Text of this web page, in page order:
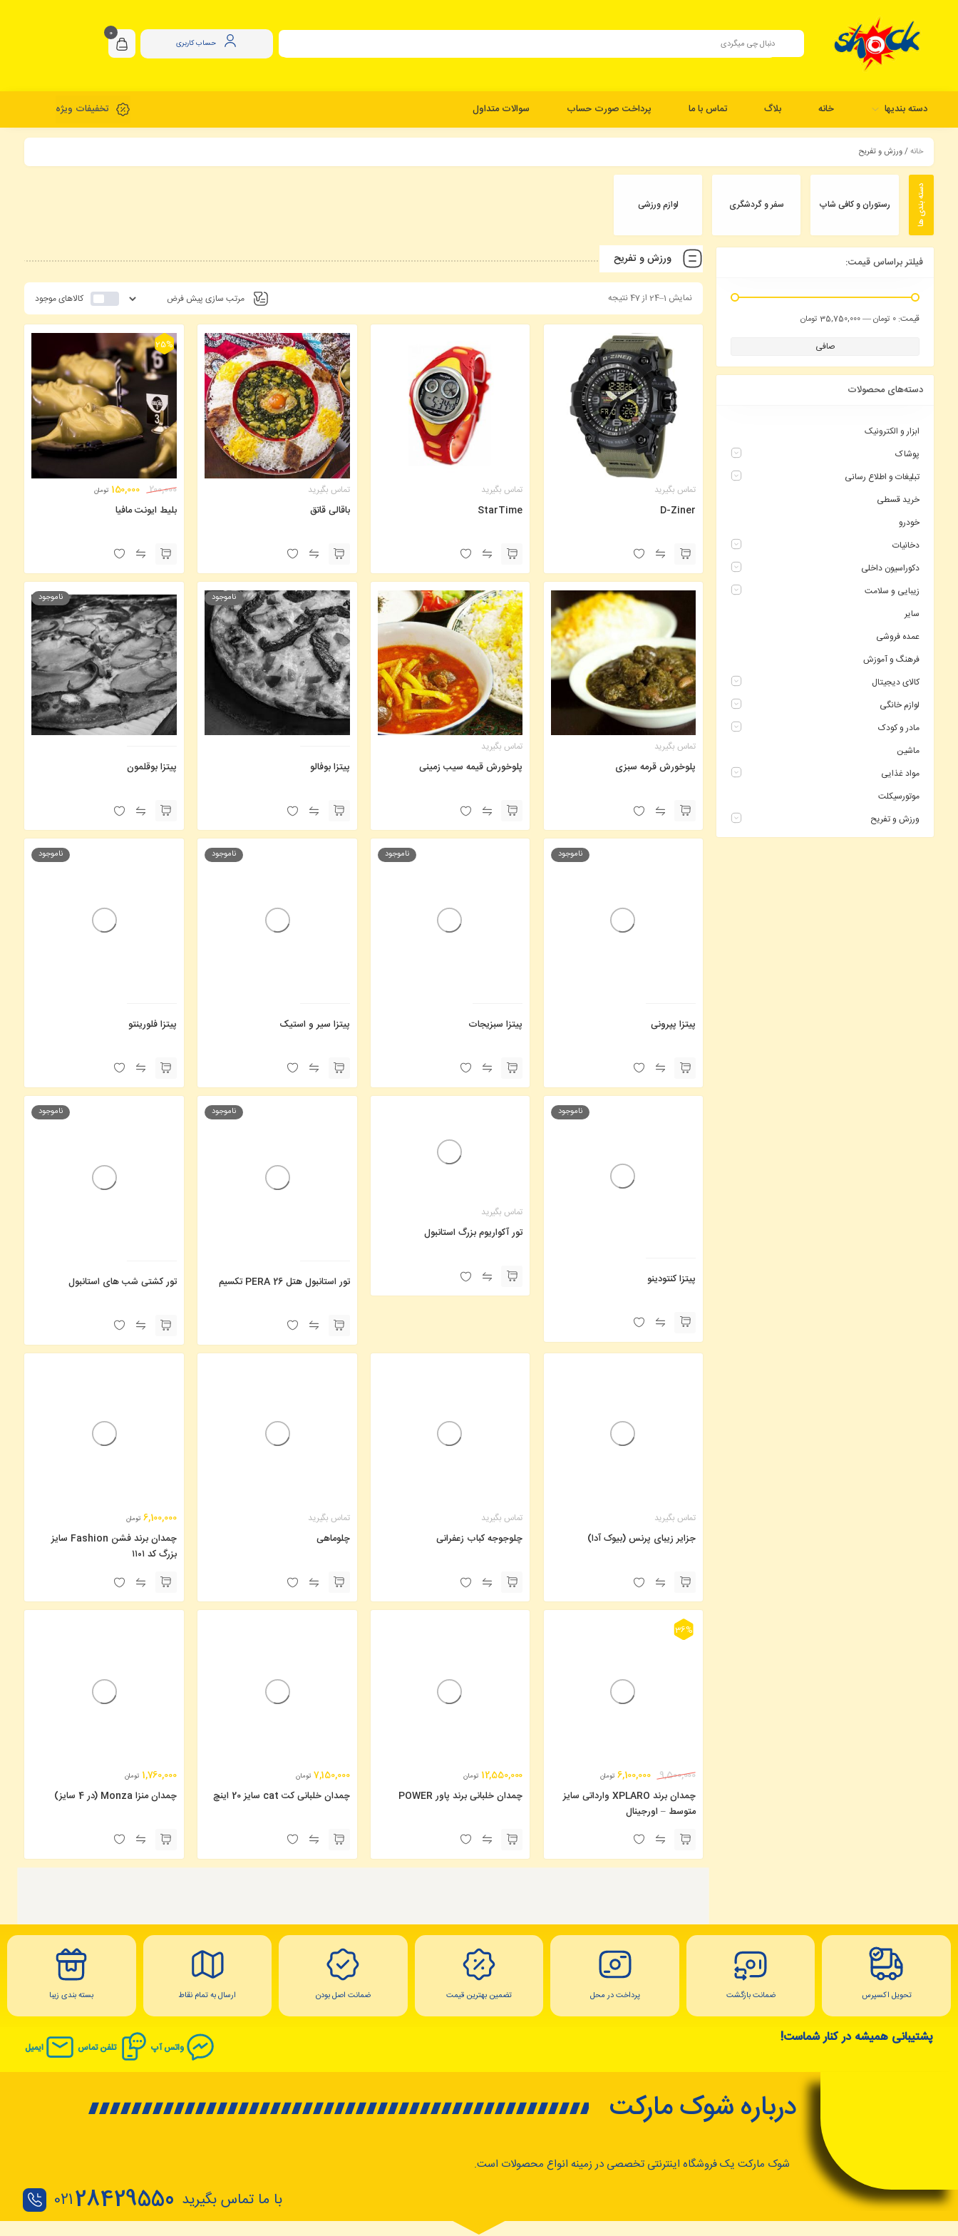
حساب کاربری
0
دسته بندیها خانه بلاگ تماس با ما پرداخت صورت حساب سوالات متداول تخفیفات ویژه
خانه/ ورزش و تفریح
رستوران و کافی شاپ سفر و گردشگری لوازم ورزشی
ورزش و تفریح
نمایش 1–24 از 47 نتیجه کالاهای موجود
تماس بگیرید
D-Ziner
تماس بگیرید
StarTime
تماس بگیرید
باقالی قاتق
25%
200,000
150,000 تومان
بلیط ایونت مافیا
تماس بگیرید
پلوخورش قرمه سبزی
تماس بگیرید
پلوخورش قیمه سیب زمینی
ناموجود
پیتزا بوفالو
ناموجود
پیتزا بوقلمون
ناموجود
پیتزا پپرونی
ناموجود
پیتزا سبزیجات
ناموجود
پیتزا سیر و استیک
ناموجود
پیتزا فلورینتو
ناموجود
پیتزا کنتودینو
تماس بگیرید
تور آکواریوم بزرگ استانبول
ناموجود
تور استانبول هتل PERA 26 تکسیم
ناموجود
تور کشتی شب های استانبول
تماس بگیرید
جزایر زیبای پرنس (بیوک آدا)
تماس بگیرید
چلوجوجه کباب زعفرانی
تماس بگیرید
چلوماهی
6,100,000 تومان
چمدان برند فشن Fashion سایز
بزرگ کد ۱۱۰۱
36%
9,500,000
6,100,000 تومان
چمدان برند XPLARO وارداتی سایز
متوسط – اورجینال
12,550,000 تومان
چمدان خلبانی برند پاور POWER
7,150,000 تومان
چمدان خلبانی کت cat سایز 20 اینچ
1,760,000 تومان
چمدان منزا Monza (در 4 سایز)
فیلتر براساس قیمت:
صافی
قيمت: 0 تومان —35,750,000 تومان
دسته‌های محصولات
ابزار و الکترونیک
پوشاک
تبلیغات و اطلاع رسانی
خرید قسطی
خودرو
دخانیات
دکوراسیون داخلی
زیبایی و سلامت
سایر
عمده فروشی
فرهنگ و آموزش
کالای دیجیتال
لوازم خانگی
مادر و کودک
ماشین
مواد غذایی
موتورسیکلت
ورزش و تفریح
تحویل اکسپرس ضمانت بازگشت پرداخت در محل تضمین بهترین قیمت ضمانت اصل بودن ارسال به تمام نقاط بسته بندی زیبا
پشتیبانی همیشه در کنار شماست!
واتس آپ تلفن تماس ایمیل
درباره شوک مارکت
شوک مارکت یک فروشگاه اینترنتی تخصصی در زمینه انواع محصولات است.
28429550
021 با ما تماس بگیرید